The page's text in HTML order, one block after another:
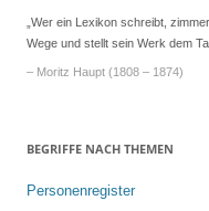
„Wer ein Lexikon schreibt,
Wege und stellt sein Werk dem
– Moritz Haupt (1808 – 1874)
BEGRIFFE NACH THEMEN
Personenregister